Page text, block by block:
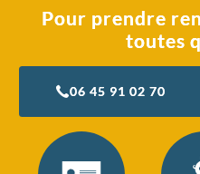
Pour prendre
toutes
06 45 91 02 70